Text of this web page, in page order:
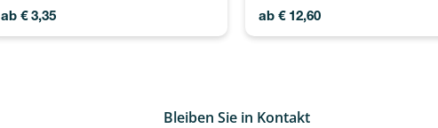
ab €3,35 ab €12,60
Bleiben Sie in Kontakt